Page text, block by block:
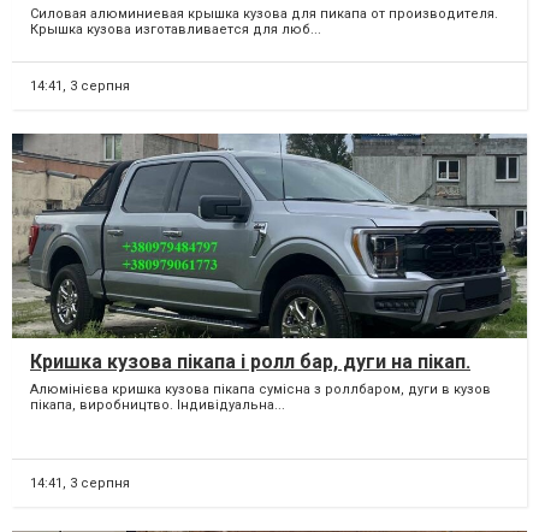
Силовая алюминиевая крышка кузова для пикапа от производителя.
Крышка кузова изготавливается для люб...
14:41, 3 серпня
Кришка кузова пікапа і ролл бар, дуги на пікап.
Алюмінієва кришка кузова пікапа сумісна з роллбаром, дуги в кузов
пікапа, виробництво. Індивідуальна...
14:41, 3 серпня